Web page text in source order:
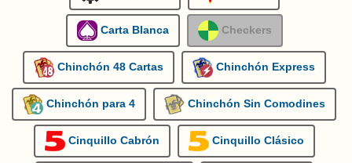
Carta Blanca Checkers
Chinchón 48 Cartas Chinchón Express
Chinchón para 4 Chinchón Sin Comodines
Cinquillo Cabrón Cinquillo Clásico